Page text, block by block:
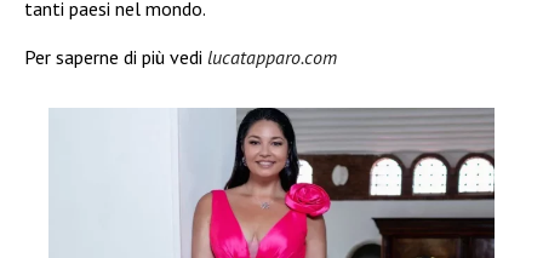
tanti paesi nel mondo.
Per saperne di più vedi lucatapparo.com